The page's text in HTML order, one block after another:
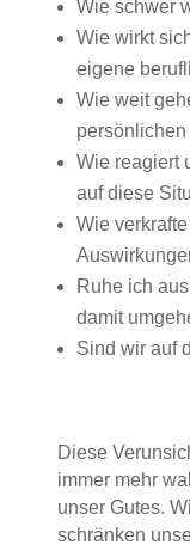
Wie schwer
Wie wirkt
eigene
Wie weit
Wie reagiert
auf diese
Wie
Ruhe ich
damit
Sind wir auf
Diese
immer mehr
unser Gutes.
schränken